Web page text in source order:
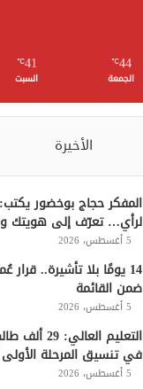
44
℃
الجمعة
41
℃
السبت
الأخيرة
المفكر حجاج بوخضور
لرأي… تعرّف إلى هويتك
5 أغسطس، 2026
14 يومًا بلا تأشيرة..
ضمن القائمة
5 أغسطس، 2026
التعليم
في تنسيق المرحلة
5 أغسطس، 2026